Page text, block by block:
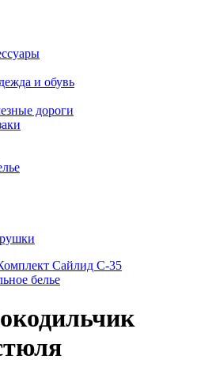
и обувь
дороги
Сайлид С-35
белье